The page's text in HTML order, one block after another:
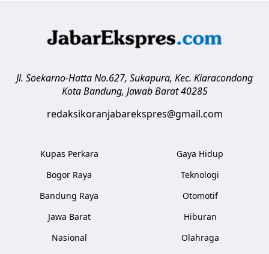
Jl. Soekarno-Hatta No.627, Sukapura, Kec. Kiaracondong
Kota Bandung, Jawab Barat 40285
redaksikoranjabarekspres@gmail.com
Kupas Perkara
Bogor Raya
Bandung Raya
Jawa Barat
Nasional
Gaya Hidup
Teknologi
Otomotif
Hiburan
Olahraga